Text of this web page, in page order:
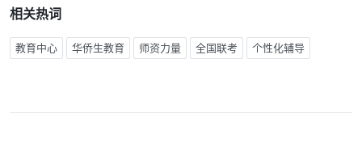
相关热词
教育中心 华侨生教育 师资力量 全国联考 个性化辅导